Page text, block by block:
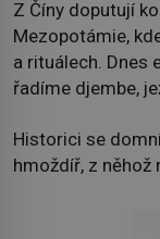
Z Číny doputují
Mezopotámie,
a rituálech. Dnes
řadíme djembe,
Historici se
hmoždíř, z něhož